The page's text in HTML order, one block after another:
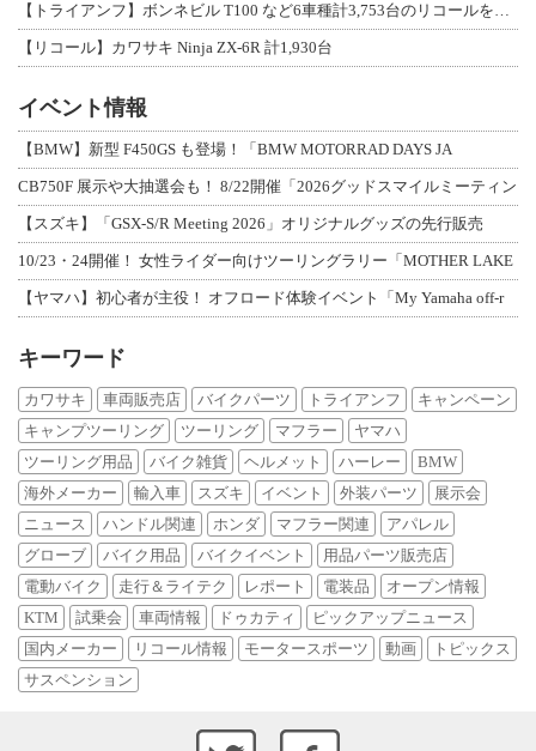
【トライアンフ】ボンネビル T100 など6車種計3,753台のリコールを発表
【リコール】カワサキ Ninja ZX-6R 計1,930台
イベント情報
【BMW】新型 F450GS も登場！「BMW MOTORRAD DAYS JA
CB750F 展示や大抽選会も！ 8/22開催「2026グッドスマイルミーティン
【スズキ】「GSX-S/R Meeting 2026」オリジナルグッズの先行販売
10/23・24開催！ 女性ライダー向けツーリングラリー「MOTHER LAKE
【ヤマハ】初心者が主役！ オフロード体験イベント「My Yamaha off-r
キーワード
カワサキ 車両販売店 バイクパーツ トライアンフ
キャンペーン
キャンプツーリング
ツーリング マフラー
ヤマハ
ツーリング用品
バイク雑貨 ヘルメット ハーレー
BMW
海外メーカー
輸入車 スズキ イベント 外装パーツ
展示会
ニュース
ハンドル関連 ホンダ マフラー関連
アパレル
グローブ
バイク用品 バイクイベント
用品パーツ販売店
電動バイク
走行＆ライテク レポート 電装品
オープン情報
KTM
試乗会 車両情報 ドゥカティ
ピックアップニュース
国内メーカー
リコール情報 モータースポーツ 動画
トピックス
サスペンション